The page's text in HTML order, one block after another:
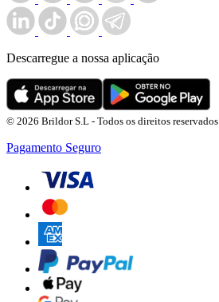
Descarregue a nossa aplicação
© 2026 Brildor S.L - Todos os direitos reservados
Pagamento Seguro